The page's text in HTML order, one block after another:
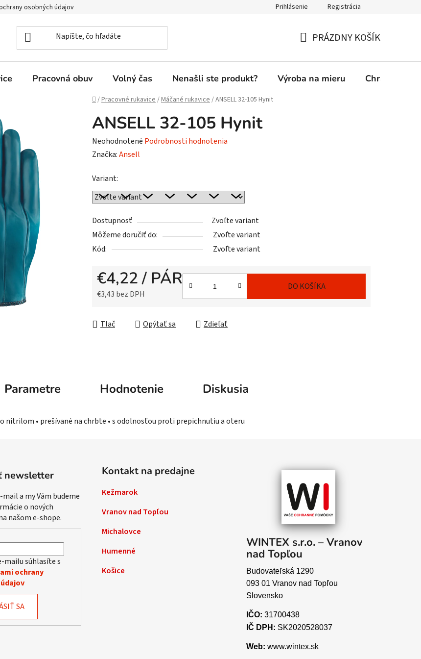
osobných údajov Prihlásenie Registrácia
KOŠÍK
PRÁZDNY KOŠÍK
Pracovná obuv Volný čas Nenašli ste produkt? Výroba na mieru Chránená
Domov
/Pracovné rukavice/Máčané rukavice/ANSELL 32-105 Hynit
ANSELL 32-105 Hynit
Priemerné
hodnotenie
je
0,0
z
5
hviezdičiek.
Neohodnotené Podrobnosti hodnotenia
Značka:Ansell
Variant:
Dostupnosť
Zvoľte variant
Môžeme doručiť do:
Zvoľte variant
Kód:
Zvoľte variant
€4,22/ PÁR
€3,43 bez DPH
DO KOŠÍKA
Tlač Opýtať sa Zdieľať
Parametre Hodnotenie Diskusia
nitrilom • prešívané na chrbte • s odolnosťou proti prepichnutiu a oteru
newsletter
a my Vám budeme
o nových
našom e-shope.
mailu súhlasíte s
ochrany
SA
Kontakt na predajne
Kežmarok
Vranov nad Topľou
Michalovce
Humenné
Košice
WINTEX s.r.o. – Vranov
nad Topľou
Budovateľská 1290
093 01 Vranov nad Topľou
Slovensko
IČO: 31700438
IČ DPH: SK2020528037
Web: www.wintex.sk